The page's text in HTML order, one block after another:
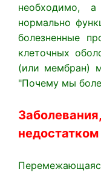
необходимо,
нормально
болезненные
клеточных
(или мембран)
"Почему мы